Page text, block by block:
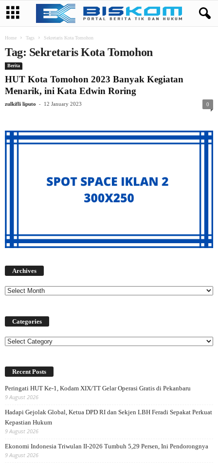
Home Tags Sekretaris Kota Tomohon
Tag: Sekretaris Kota Tomohon
Berita
HUT Kota Tomohon 2023 Banyak Kegiatan
Menarik, ini Kata Edwin Roring
zulkifli liputo - 12 January 2023 0
Archives
Categories
Categories
Recent Posts
Peringati HUT Ke-1, Kodam XIX/TT Gelar Operasi Gratis di Pekanbaru
9 August 2026
Hadapi Gejolak Global, Ketua DPD RI dan Sekjen LBH Feradi Sepakat Perkuat
Kepastian Hukum
9 August 2026
Ekonomi Indonesia Triwulan II-2026 Tumbuh 5,29 Persen, Ini Pendorongnya
9 August 2026